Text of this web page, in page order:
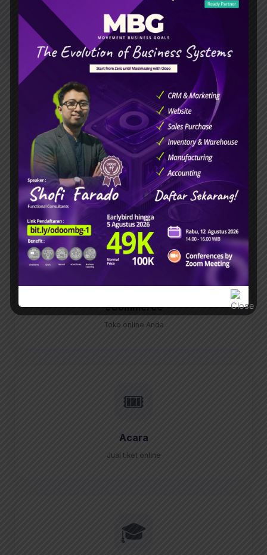
Lihat semua fitur ➝
Satu kebutuhan.Satu app.
Bertumbuh seiring perkembangan bisnis.
Tambahkan aplikasi saat Anda membutuhkannya.
🛒
eCommerce
Toko online Anda
🎟️
Acara
Jual tiket online
🎓